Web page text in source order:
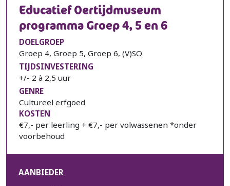
Educatief Oertijdmuseum
programma Groep 4, 5 en 6
DOELGROEP
Groep 4, Groep 5, Groep 6, (V)SO
TIJDSINVESTERING
+/- 2 à 2,5 uur
GENRE
Cultureel erfgoed
KOSTEN
€7,- per leerling + €7,- per volwassenen *onder
voorbehoud
AANBIEDER